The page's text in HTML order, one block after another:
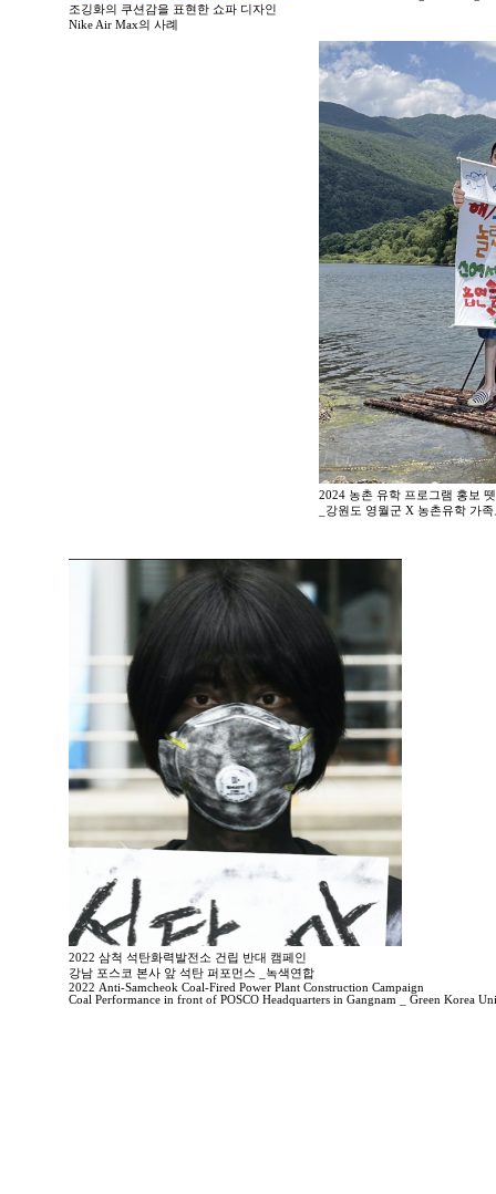
조깅화의 쿠션감을 표현한 쇼파 디자인
Nike Air Max의 사례
2024 농촌 유학 프로그램 홍보
_강원도 영월군 X 농촌유학 가
2022 삼척 석탄화력발전소 건립 반대 캠페인
강남 포스코 본사 앞 석탄 퍼포먼스 _녹색연합
2022 Anti-Samcheok Coal-Fired Power Plant Construction Campaign
Coal Performance in front of POSCO Headquarters in Gangnam _ Green Korea